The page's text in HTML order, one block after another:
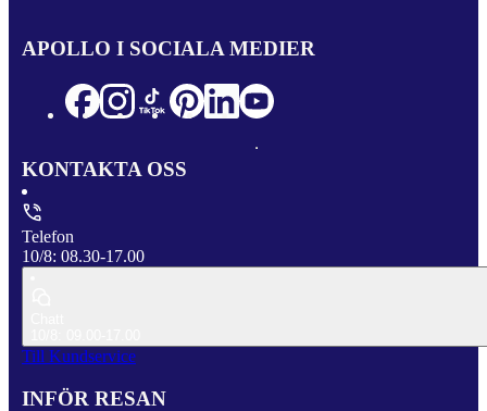
APOLLO I SOCIALA MEDIER
KONTAKTA OSS
Telefon
10/8: 08.30-17.00
Till Kundservice
INFÖR RESAN